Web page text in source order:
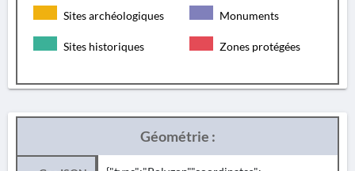
Sites archéologiques Monuments
Sites historiques Zones protégées
Géométrie :